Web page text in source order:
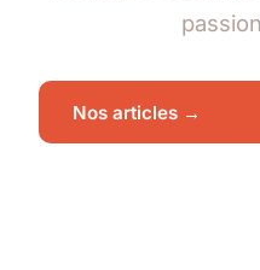
Nos articles →